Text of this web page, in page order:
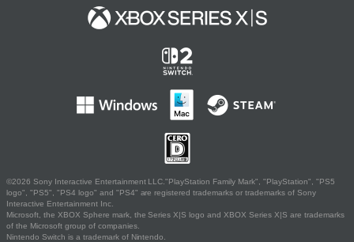
©2026 Sony Interactive Entertainment LLC."PlayStation Family Mark", "PlayStation", "PS5
logo", "PS5", "PS4 logo" and "PS4" are registered trademarks or trademarks of Sony
Interactive Entertainment Inc.
Microsoft, the XBOX Sphere mark, the Series X|S logo and XBOX Series X|S are trademarks
of the Microsoft group of companies.
Nintendo Switch is a trademark of Nintendo.